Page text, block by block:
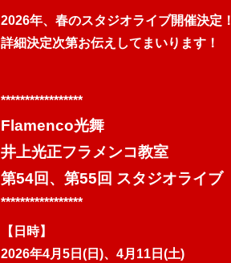
2026年、春のスタジオライブ開催決定！
詳細決定次第お伝えしてまいります！
*****************
Flamenco光舞
井上光正フラメンコ教室
第54回、第55回 スタジオライブ
*****************
【日時】
2026年4月5日(日)、4月11日(土)